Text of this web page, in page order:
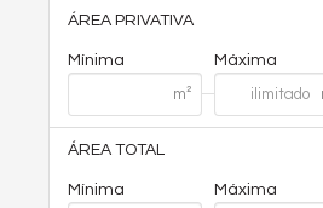
ÁREA PRIVATIVA
Mínima Máxima
ÁREA TOTAL
Mínima Máxima